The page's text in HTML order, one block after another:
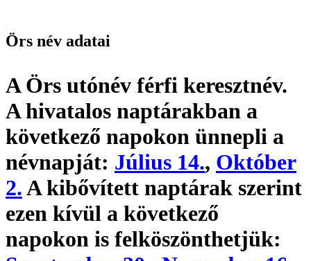
Örs név adatai
A Örs utónév férfi keresztnév.
A hivatalos naptárakban a
következő napokon ünnepli a
névnapját: Július 14., Október
2.A kibővített naptárak szerint
ezen kívül a következő
napokon is felköszönthetjük: